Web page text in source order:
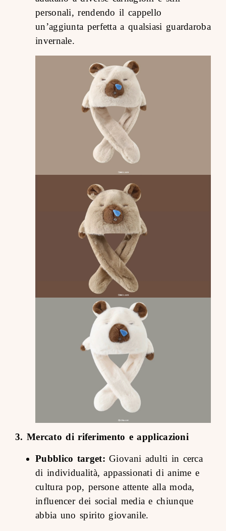
personali, rendendo il cappello
un’aggiunta perfetta a qualsiasi guardaroba
invernale.
3. Mercato di riferimento e applicazioni
Pubblico target: Giovani adulti in cerca
di individualità, appassionati di anime e
cultura pop, persone attente alla moda,
influencer dei social media e chiunque
abbia uno spirito giovanile.